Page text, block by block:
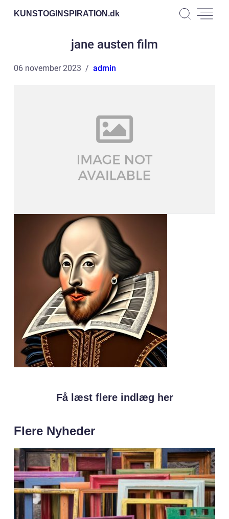
KUNSTOGINSPIRATION.dk
jane austen film
06 november 2023 admin
Få læst flere indlæg her
Flere Nyheder